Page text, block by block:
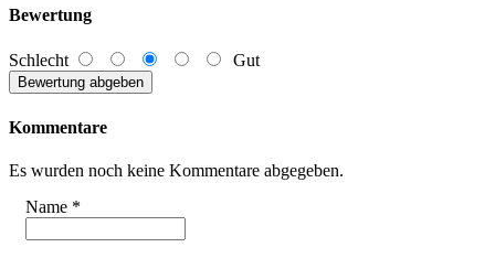
Bewertung
Schlecht Gut
Kommentare
Es wurden noch keine Kommentare abgegeben.
Name *